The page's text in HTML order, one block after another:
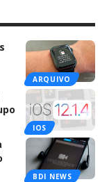
ARQUIVO
IOS
BDI NEWS